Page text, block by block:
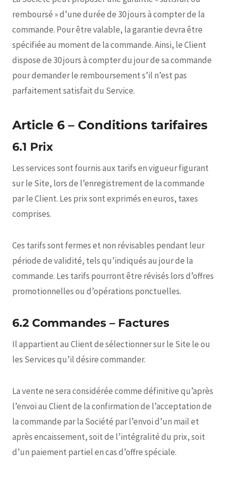
remboursé » d’une durée de 30 jours à compter de la
commande. Pour être valable, la garantie devra être
spécifiée au moment de la commande. Ainsi, le Client
dispose de 30 jours à compter du jour de sa commande
pour demander le remboursement s’il n’est pas
parfaitement satisfait du Service.
Article 6 – Conditions tarifaires
6.1 Prix
Les services sont fournis aux tarifs en vigueur figurant
sur le Site, lors de l’enregistrement de la commande
par le Client. Les prix sont exprimés en euros, taxes
comprises.
Ces tarifs sont fermes et non révisables pendant leur
période de validité, tels qu’indiqués au jour de la
commande. Les tarifs pourront être révisés lors d’offres
promotionnelles ou d’opérations ponctuelles.
6.2 Commandes – Factures
Il appartient au Client de sélectionner sur le Site le ou
les Services qu’il désire commander.
La vente ne sera considérée comme définitive qu’après
l’envoi au Client de la confirmation de l’acceptation de
la commande par la Société par l’envoi d’un mail et
après encaissement, soit de l’intégralité du prix, soit
d’un paiement partiel en cas d’offre spéciale.